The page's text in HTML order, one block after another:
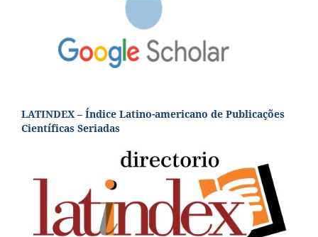
LATINDEX – Índice Latino-americano de Publicações
Científicas Seriadas